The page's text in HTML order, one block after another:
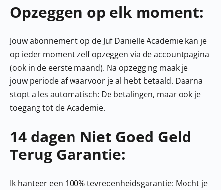
Opzeggen op elk moment:
Jouw abonnement op de Juf Danielle Academie kan je
op ieder moment zelf opzeggen via de accountpagina
(ook in de eerste maand). Na opzegging maak je
jouw periode af waarvoor je al hebt betaald. Daarna
stopt alles automatisch: De betalingen, maar ook je
toegang tot de Academie.
14 dagen Niet Goed Geld
Terug Garantie:
Ik hanteer een 100% tevredenheidsgarantie: Mocht je